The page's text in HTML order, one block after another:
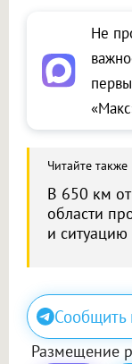
Не
Читайте
В 650 км
области
и
Сообщить
Размещение